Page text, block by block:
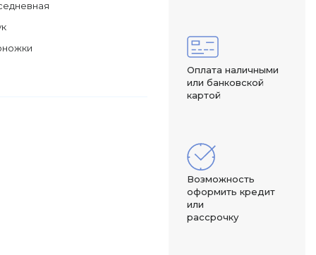
Оплата наличными
или банковской
картой
Возможность
оформить кредит
или
рассрочку